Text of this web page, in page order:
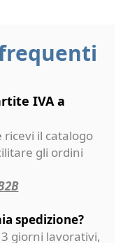
IVA a
ricevi il catalogo
gli ordini
spedizione?
giorni lavorativi,